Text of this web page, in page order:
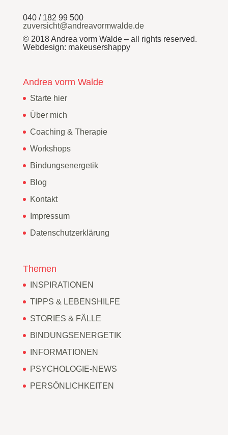
040 / 182 99 500
zuversicht@andreavormwalde.de
© 2018 Andrea vorm Walde – all rights reserved.
Webdesign: makeusershappy
Andrea vorm Walde
Starte hier
Über mich
Coaching & Therapie
Workshops
Bindungsenergetik
Blog
Kontakt
Impressum
Datenschutzerklärung
Themen
INSPIRATIONEN
TIPPS & LEBENSHILFE
STORIES & FÄLLE
BINDUNGSENERGETIK
INFORMATIONEN
PSYCHOLOGIE-NEWS
PERSÖNLICHKEITEN